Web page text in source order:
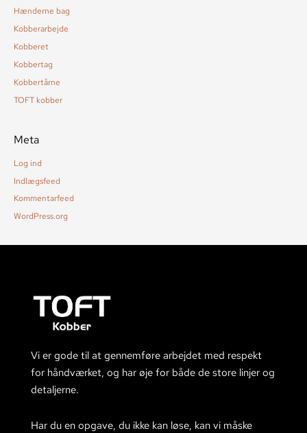
Hænderne bag
Kobberarbejde
Kobberet
Kobbertag
Kobbertårne
TOFT kobber
Meta
Log ind
Indlægsfeed
Kommentarfeed
WordPress.org
Vi er gode til at gennemføre arbejdet med respekt
for håndværket, og har øje for både de store linjer og
detaljerne.
Har du en opgave, du ikke kan løse, kan vi måske